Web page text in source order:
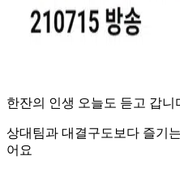
한잔의 인생 오늘도 듣고 갑니
상대팀과 대결구도보다 즐기
어요